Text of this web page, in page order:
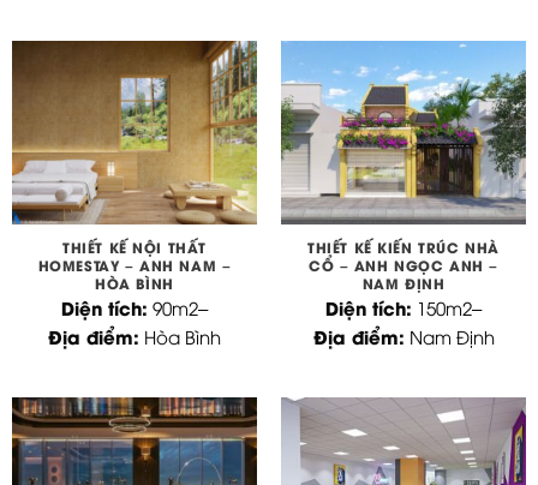
THIẾT KẾ NỘI THẤT
HOMESTAY – ANH NAM –
HÒA BÌNH
Diện tích: 90m2–
Địa điểm: Hòa Bình
THIẾT KẾ KIẾN TRÚC NHÀ
CỔ – ANH NGỌC ANH –
NAM ĐỊNH
Diện tích: 150m2–
Địa điểm: Nam Định